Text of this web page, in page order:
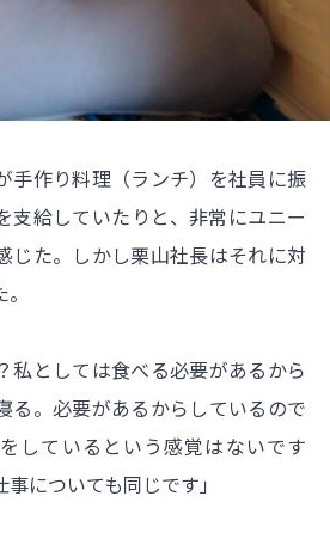
手作り料理（ランチ）を社員に振
支給していたりと、非常にユニー
じた。しかし栗山社長はそれに対
私としては食べる必要があるから
る。必要があるからしているので
しているという感覚はないです
についても同じです」